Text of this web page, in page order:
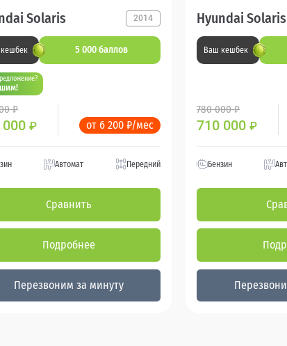
Solaris 2014
5 000 баллов
₽
₽ от 6 200 ₽/мес
Автомат Передний
Сравнить
Подробнее
Перезвоним за минуту
Hyundai Solaris
Ваш кешбек
780 000 ₽
710 000 ₽
Бензин